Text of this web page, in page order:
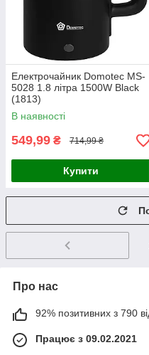
Електрочайник Domotec MS-
5028 1.8 літра 1500W Black
(1813)
В наявності
549,99 ₴ 714,99 ₴
Купити
Про нас
92% позитивних з 790
Працює з 09.02.2021